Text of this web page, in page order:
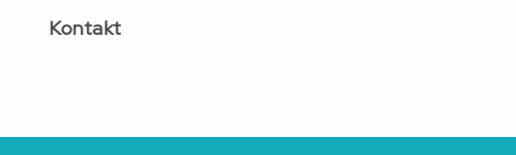
Kontakt